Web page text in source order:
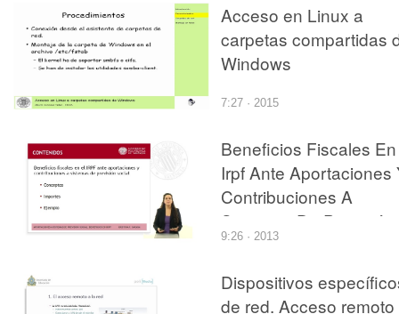
Acceso en Linux a
carpetas compartidas
Windows
7:27 · 2015
Beneficios Fiscales
Irpf Ante Aportaciones
Contribuciones A
Sistemas De Previsión
Social
9:26 · 2013
Dispositivos
de red. Acceso remoto